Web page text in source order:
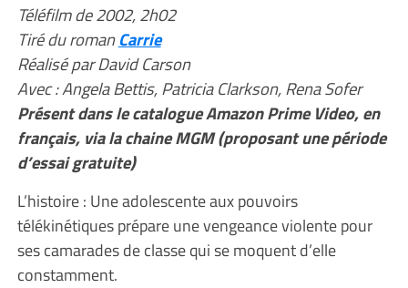
Téléfilm de 2002, 2h02
Tiré du romanCarrie
Réalisé par David Carson
Avec : Angela Bettis, Patricia Clarkson, Rena Sofer
Présent dans le catalogue Amazon Prime Video, en
français, via la chaine MGM (proposant une période
d’essai gratuite)
L’histoire : Une adolescente aux pouvoirs
télékinétiques prépare une vengeance violente pour
ses camarades de classe qui se moquent d’elle
constamment.